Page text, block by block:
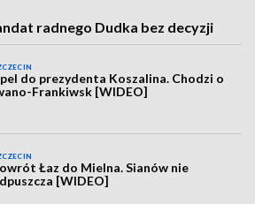
radnego Dudka bez decyzji
do prezydenta Koszalina. Chodzi o
Frankiwsk [WIDEO]
Łaz do Mielna. Sianów nie
[WIDEO]